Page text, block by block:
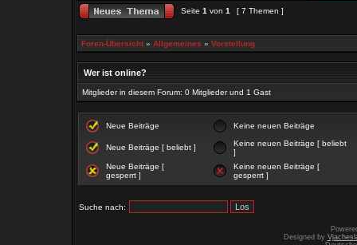
Seite 1 von 1 [ 7 Themen ]
Foren-Übersicht » Allgemeines » Vorstellung
Wer ist online?
Mitglieder in diesem Forum: 0 Mitglieder und 1 Gast
Neue Beiträge Keine neuen Beiträge
Neue Beiträge [ beliebt ]
Keine neuen Beiträge [ beliebt
]
Neue Beiträge [
gesperrt ]
Keine neuen Beiträge [
gesperrt ]
Suche nach:
Designed by